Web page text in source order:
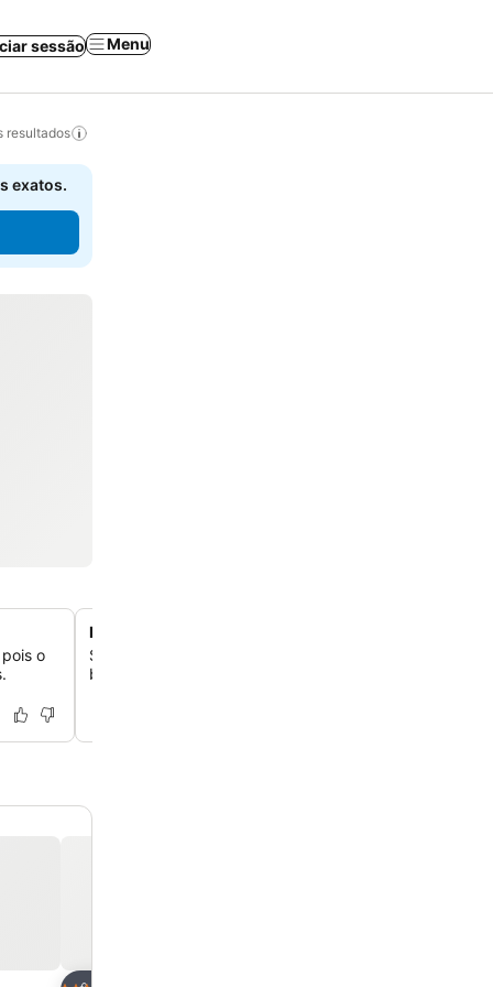
sessão Menu
resultados
exatos.
o
Restaurante e bar no local
Saboreie refeições deliciosas e bebidas refrescantes
bar do próprio hotel, que oferece opções de refeições